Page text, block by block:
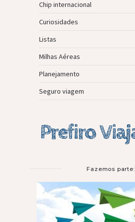
Chip internacional
Curiosidades
Listas
Milhas Aéreas
Planejamento
Seguro viagem
Fazemos parte: